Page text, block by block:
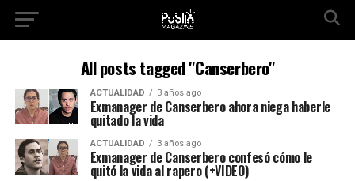
All posts tagged "Canserbero"
ACTUALIDAD 3 años ago
Exmanager de Canserbero ahora niega haberle
quitado la vida
ACTUALIDAD 3 años ago
Exmanager de Canserbero confesó cómo le
quitó la vida al rapero (+VIDEO)